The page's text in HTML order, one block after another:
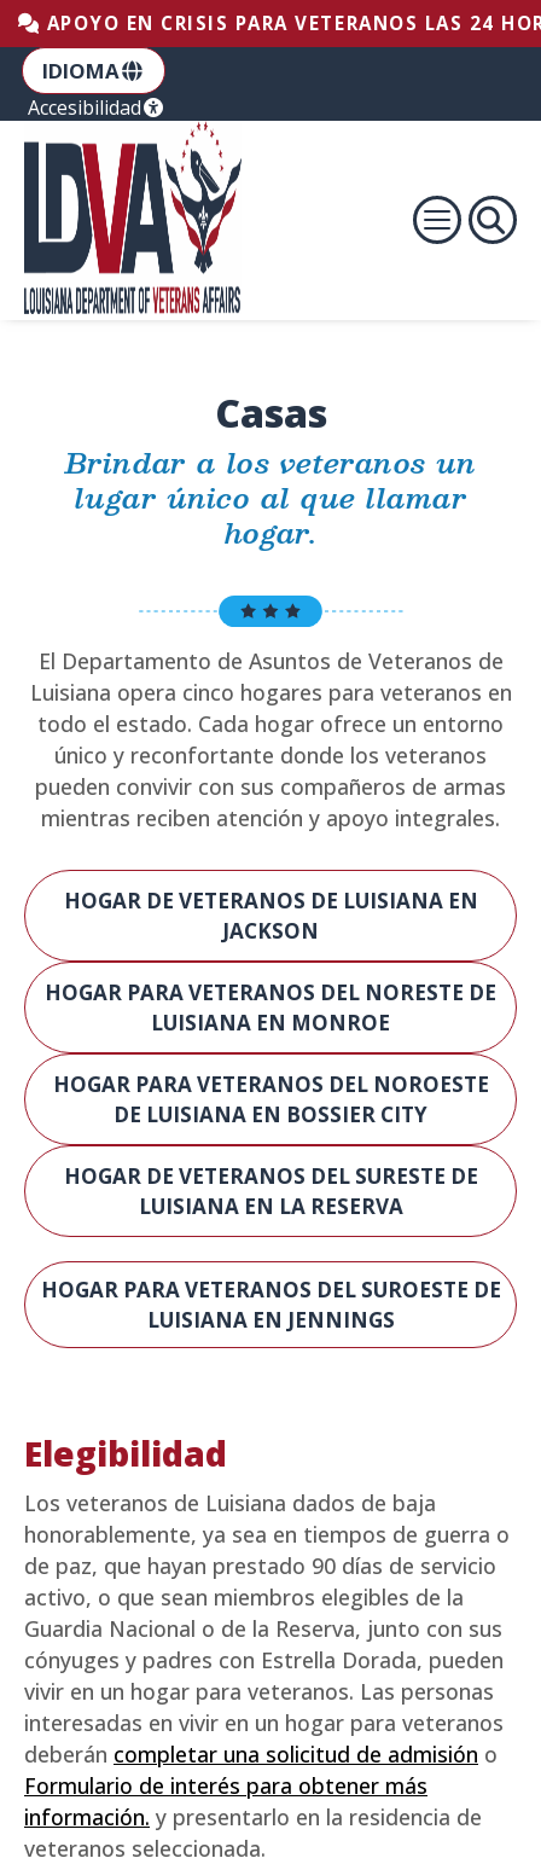
Saltar a la navegación principal
Saltar al contenido
Saltar al pie de página
APOYO EN CRISIS PARA VETERANOS LAS 24
IDIOMA
Accesibilidad
Casas
Brindar a los veteranos un
lugar único al que llamar
hogar.
El Departamento de Asuntos de Veteranos de
Luisiana opera cinco hogares para veteranos en
todo el estado. Cada hogar ofrece un entorno
único y reconfortante donde los veteranos
pueden convivir con sus compañeros de armas
mientras reciben atención y apoyo integrales.
HOGAR DE VETERANOS DE LUISIANA EN
JACKSON
HOGAR PARA VETERANOS DEL NORESTE DE
LUISIANA EN MONROE
HOGAR PARA VETERANOS DEL NOROESTE
DE LUISIANA EN BOSSIER CITY
HOGAR DE VETERANOS DEL SURESTE DE
LUISIANA EN LA RESERVA
HOGAR PARA VETERANOS DEL SUROESTE DE
LUISIANA EN JENNINGS
Elegibilidad
Los veteranos de Luisiana dados de baja
honorablemente, ya sea en tiempos de guerra o
de paz, que hayan prestado 90 días de servicio
activo, o que sean miembros elegibles de la
Guardia Nacional o de la Reserva, junto con sus
cónyuges y padres con Estrella Dorada, pueden
vivir en un hogar para veteranos. Las personas
interesadas en vivir en un hogar para veteranos
deberán completar una solicitud de admisión o
Formulario de interés para obtener más
información. y presentarlo en la residencia de
veteranos seleccionada.